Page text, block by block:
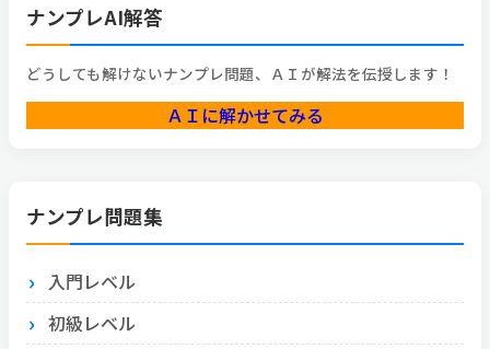
ナンプレAI解答
どうしても解けないナンプレ問題、ＡＩが解法を伝授します！
ＡＩに解かせてみる
ナンプレ問題集
入門レベル
初級レベル